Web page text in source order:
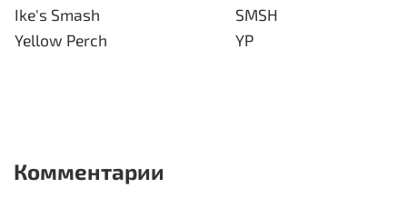
Ike's Smash
SMSH
Yellow Perch
YP
Комментарии